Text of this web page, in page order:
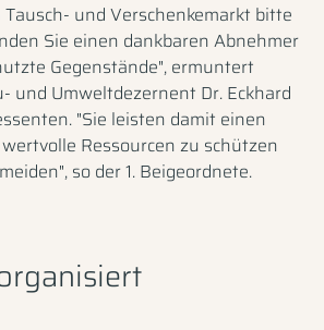
Tausch- und Verschenkemarkt bitte
Sie einen dankbaren Abnehmer
Gegenstände", ermuntert
und Umweltdezernent Dr. Eckhard
"Sie leisten damit einen
Ressourcen zu schützen
so der 1. Beigeordnete.